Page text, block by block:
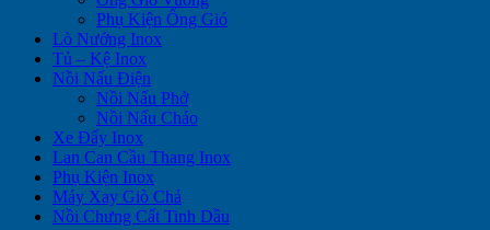
Phụ Kiện Ống Gió
Lò Nướng Inox
Tủ – Kệ Inox
Nồi Nấu Điện
Nồi Nấu Phở
Nồi Nấu Cháo
Xe Đẩy Inox
Lan Can Cầu Thang Inox
Phụ Kiện Inox
Máy Xay Giò Chả
Nồi Chưng Cất Tinh Dầu